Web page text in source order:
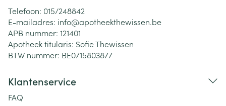
Telefoon: 015/248842
E-mailadres: info@apotheekthewissen.be
APB nummer: 121401
Apotheek titularis: Sofie Thewissen
BTW nummer: BE0715803877
Klantenservice
FAQ